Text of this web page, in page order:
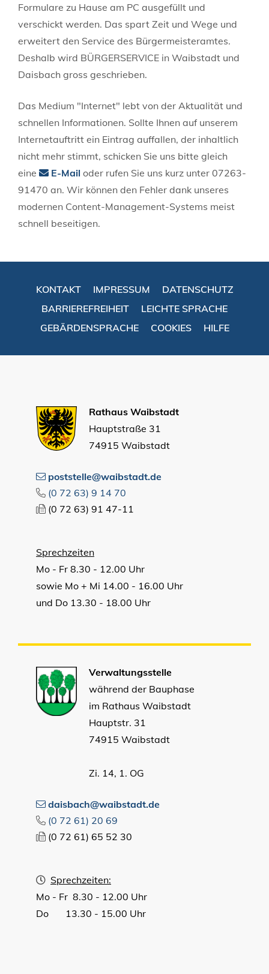
Formulare zu Hause am PC ausgefüllt und
verschickt werden. Das spart Zeit und Wege und
erweitert den Service des Bürgermeisteramtes.
Deshalb wird BÜRGERSERVICE in Waibstadt und
Daisbach gross geschrieben.
Das Medium "Internet" lebt von der Aktualität und
schnellen Informationen. Sollte Ihnen auf unserem
Internetauftritt ein Eintrag auffallen, der inhaltlich
nicht mehr stimmt, schicken Sie uns bitte gleich
eine
E-Mail oder rufen Sie uns kurz unter 07263-
91470 an. Wir können den Fehler dank unseres
modernen Content-Management-Systems meist
schnell beseitigen.
KONTAKT IMPRESSUM
DATENSCHUTZ
BARRIEREFREIHEIT
LEICHTE SPRACHE
GEBÄRDENSPRACHE
COOKIES HILFE
Rathaus Waibstadt
Hauptstraße 31
74915 Waibstadt
poststelle@waibstadt.de
(0 72 63) 9 14 70
(0 72 63) 91 47-11
Sprechzeiten
Mo - Fr 8.30 - 12.00 Uhr
sowie Mo + Mi 14.00 - 16.00 Uhr
und Do 13.30 - 18.00 Uhr
Verwaltungsstelle
während der Bauphase
im Rathaus Waibstadt
Hauptstr. 31
74915 Waibstadt
Zi. 14, 1. OG
daisbach@waibstadt.de
(0 72 61) 20 69
(0 72 61) 65 52 30
Sprechzeiten:
Mo - Fr 8.30 - 12.00 Uhr
Do 13.30 - 15.00 Uhr